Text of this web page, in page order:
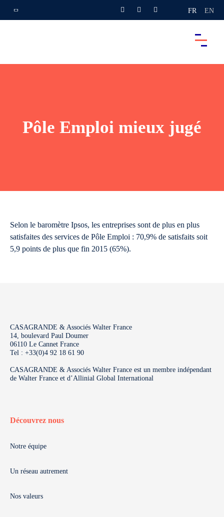
FR EN
Pôle Emploi mieux jugé
Selon le baromètre Ipsos, les entreprises sont de plus en plus
satisfaites des services de Pôle Emploi : 70,9% de satisfaits soit
5,9 points de plus que fin 2015 (65%).
CASAGRANDE & Associés Walter France
14, boulevard Paul Doumer
06110 Le Cannet France
Tel : +33(0)4 92 18 61 90
CASAGRANDE & Associés Walter France est un membre indépendant
de Walter France et d’Allinial Global International
Découvrez nous
Notre équipe
Un réseau autrement
Nos valeurs